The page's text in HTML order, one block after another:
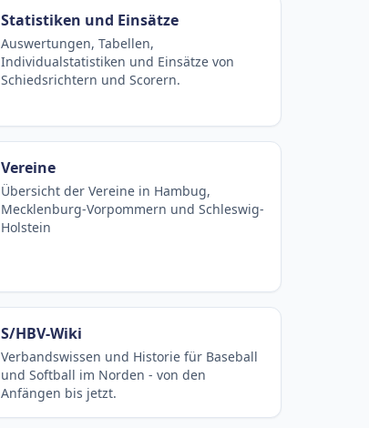
Statistiken und Einsätze
Auswertungen, Tabellen,
Individualstatistiken und Einsätze von
Schiedsrichtern und Scorern.
Vereine
Übersicht der Vereine in Hambug,
Mecklenburg-Vorpommern und Schleswig-
Holstein
S/HBV-Wiki
Verbandswissen und Historie für Baseball
und Softball im Norden - von den
Anfängen bis jetzt.